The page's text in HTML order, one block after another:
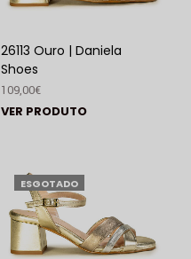
26113 Ouro | Daniela
Shoes
109,00€
VER PRODUTO
ESGOTADO